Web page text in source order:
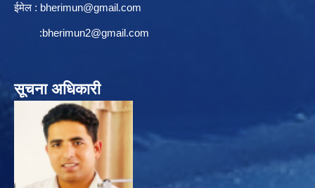
ईमेल : bherimun@gmail.com
:bherimun2@gmail.com
सूचना अधिकारी